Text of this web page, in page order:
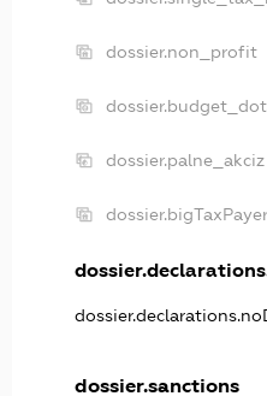
dossier.non_profit
dossier.palne_akciz
dossier.sanctions